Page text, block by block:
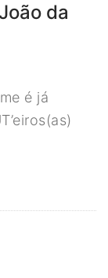
da
é já